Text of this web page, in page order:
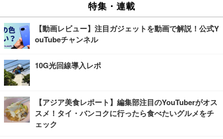
特集・連載
【動画レビュー】注目ガジェットを動画で解説！公式Y
ouTubeチャンネル
10G光回線導入レポ
【アジア美食レポート】編集部注目のYouTuberがオス
スメ！タイ・バンコクに行ったら食べたいグルメをチ
ェック